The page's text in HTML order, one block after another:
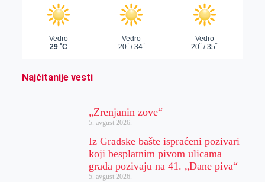
Najčitanije vesti
„Zrenjanin zove“
5. avgust 2026.
Iz Gradske bašte ispraćeni pozivari
koji besplatnim pivom ulicama
grada pozivaju na 41. „Dane piva“
5. avgust 2026.